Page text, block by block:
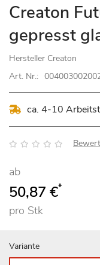
Zum
Anfang
der
Bildgalerie
springen
Creaton
gepresst
Hersteller Creaton
Art. Nr.:
ca. 4-10
Bewertung:
ab
50,87 €*
pro Stk
Variante